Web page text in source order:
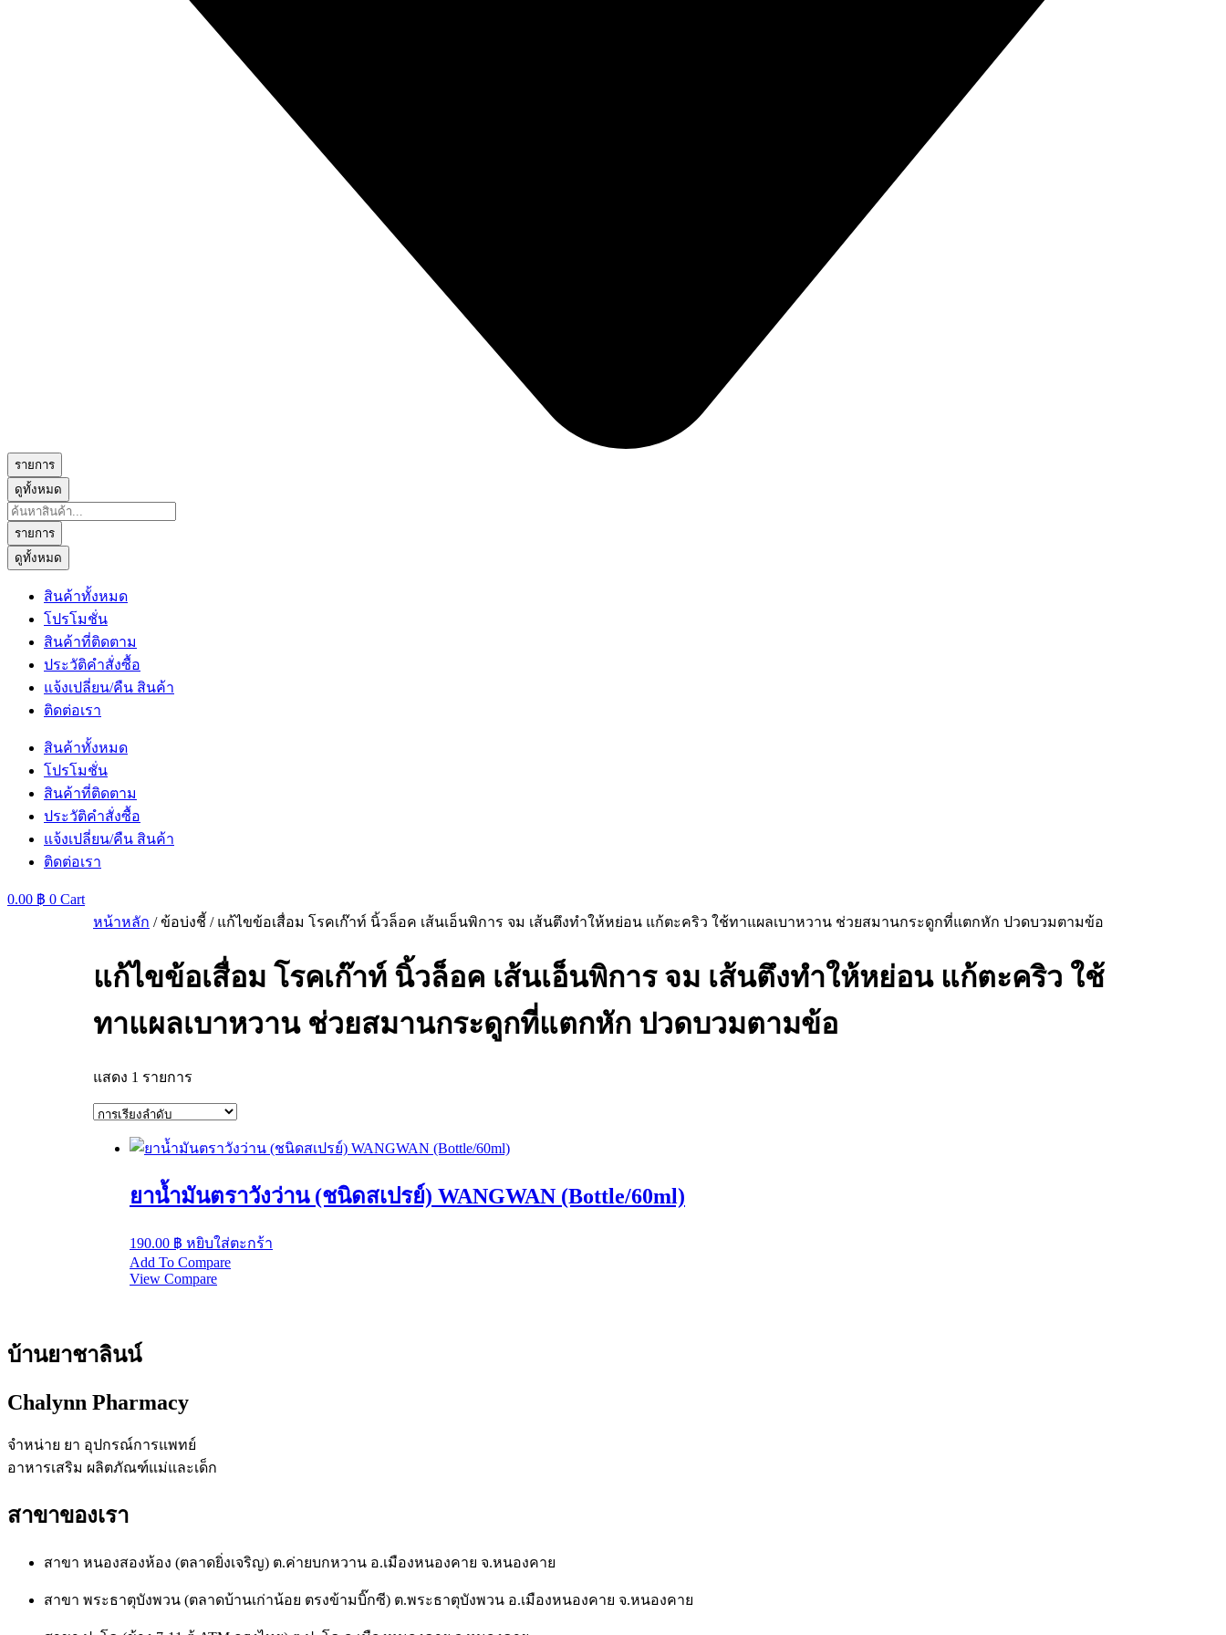
รายการ
ดูทั้งหมด
Search
...
รายการ
ดูทั้งหมด
สินค้าทั้งหมด
โปรโมชั่น
สินค้าที่ติดตาม
ประวัติคำสั่งซื้อ
แจ้งเปลี่ยน/คืน สินค้า
ติดต่อเรา
สินค้าทั้งหมด
โปรโมชั่น
สินค้าที่ติดตาม
ประวัติคำสั่งซื้อ
แจ้งเปลี่ยน/คืน สินค้า
ติดต่อเรา
0.00 ฿ 0 Cart
หน้าหลัก / ข้อบ่งชี้ / แก้ไขข้อเสื่อม โรคเก๊าท์ นิ้วล็อค เส้นเอ็นพิการ จม เส้นตึงทำให้หย่อน แก้ตะคริว ใช้ทาแผลเบาหวาน ช่วยสมานกระดูกที่แตกหัก ปวดบวมตามข้อ
แก้ไขข้อเสื่อม โรคเก๊าท์ นิ้วล็อค เส้นเอ็นพิการ จม เส้นตึงทำให้หย่อน แก้ตะคริว ใช้
ทาแผลเบาหวาน ช่วยสมานกระดูกที่แตกหัก ปวดบวมตามข้อ
แสดง 1 รายการ
ยาน้ำมันตราวังว่าน (ชนิดสเปรย์) WANGWAN (Bottle/60ml)
190.00 ฿ หยิบใส่ตะกร้า
Add To Compare
View Compare
บ้านยาชาลินน์
Chalynn Pharmacy
จำหน่าย ยา อุปกรณ์การแพทย์
อาหารเสริม ผลิตภัณฑ์แม่และเด็ก
สาขาของเรา
สาขา หนองสองห้อง (ตลาดยิ่งเจริญ) ต.ค่ายบกหวาน อ.เมืองหนองคาย จ.หนองคาย
สาขา พระธาตุบังพวน (ตลาดบ้านเก่าน้อย ตรงข้ามบิ๊กซี) ต.พระธาตุบังพวน อ.เมืองหนองคาย จ.หนองคาย